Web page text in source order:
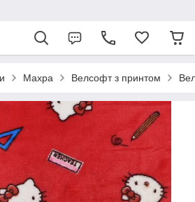
Махра Велсофт з принтом